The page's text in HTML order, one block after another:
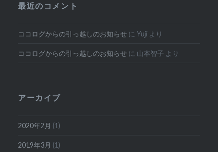
最近のコメント
ココログからの引っ越しのお知らせ にYuji より
ココログからの引っ越しのお知らせ に 山本智子 より
アーカイブ
2020年2月 (1)
2019年3月 (1)